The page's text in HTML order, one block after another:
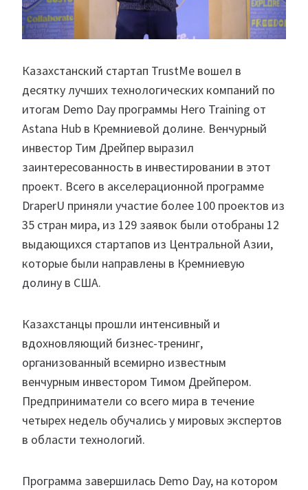
Казахстанский стартап TrustMe вошел в
десятку лучших технологических компаний по
итогам Demo Day программы Hero Training от
Astana Hub в Кремниевой долине. Венчурный
инвестор Тим Дрейпер выразил
заинтересованность в инвестировании в этот
проект. Всего в акселерационной программе
DraperU приняли участие более 100 проектов из
35 стран мира, из 129 заявок были отобраны 12
выдающихся стартапов из Центральной Азии,
которые были направлены в Кремниевую
долину в США.
Казахстанцы прошли интенсивный и
вдохновляющий бизнес-тренинг,
организованный всемирно известным
венчурным инвестором Тимом Дрейпером.
Предприниматели со всего мира в течение
четырех недель обучались у мировых экспертов
в области технологий.
Программа завершилась Demo Day, на котором